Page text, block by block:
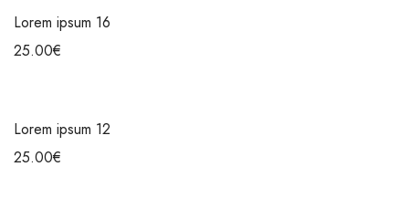
Lorem ipsum 16
25.00€
Lorem ipsum 12
25.00€